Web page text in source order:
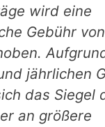
wird eine
Gebühr
jährlichen
das Siegel
an größere